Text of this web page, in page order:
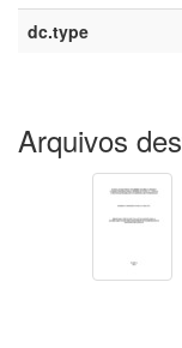
dc.type
Arquivos